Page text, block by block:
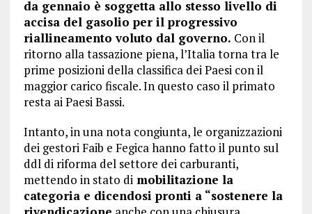
da gennaio è soggetta allo stesso livello di
accisa del gasolio per il progressivo
riallineamento voluto dal governo. Con il
ritorno alla tassazione piena, l’Italia torna tra le
prime posizioni della classifica dei Paesi con il
maggior carico fiscale. In questo caso il primato
resta ai Paesi Bassi.
Intanto, in una nota congiunta, le organizzazioni
dei gestori Faib e Fegica hanno fatto il punto sul
ddl di riforma del settore dei carburanti,
mettendo in stato dimobilitazione la
categoria e dicendosi pronti a “sostenere la